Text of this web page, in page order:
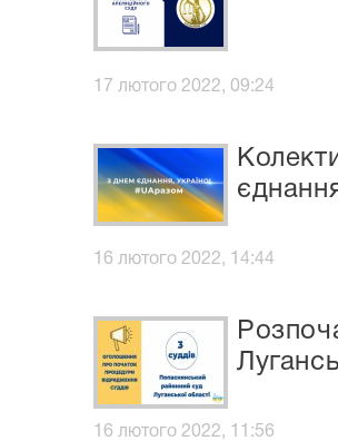
17 лютого 2022, 09:24
16 лютого 2022, 14:44
16 лютого 2022, 11:56